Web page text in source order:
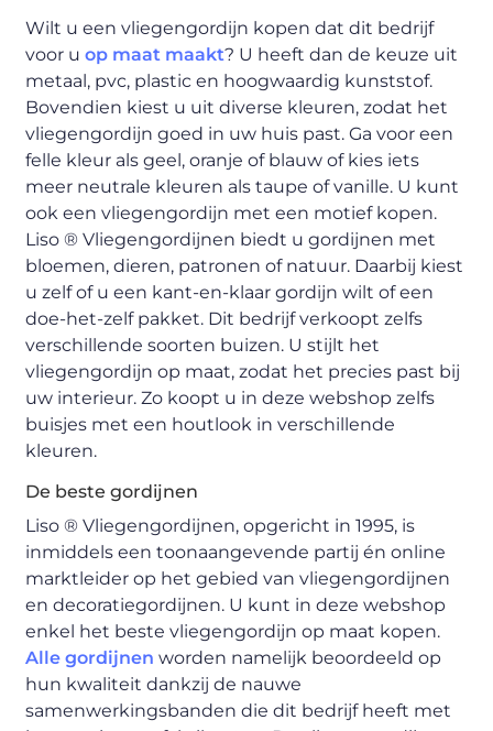
Wilt u een vliegengordijn kopen dat dit bedrijf
voor uop maat maakt? U heeft dan de keuze uit
metaal, pvc, plastic en hoogwaardig kunststof.
Bovendien kiest u uit diverse kleuren, zodat het
vliegengordijn goed in uw huis past. Ga voor een
felle kleur als geel, oranje of blauw of kies iets
meer neutrale kleuren als taupe of vanille. U kunt
ook een vliegengordijn met een motief kopen.
Liso ® Vliegengordijnen biedt u gordijnen met
bloemen, dieren, patronen of natuur. Daarbij kiest
u zelf of u een kant-en-klaar gordijn wilt of een
doe-het-zelf pakket. Dit bedrijf verkoopt zelfs
verschillende soorten buizen. U stijlt het
vliegengordijn op maat, zodat het precies past bij
uw interieur. Zo koopt u in deze webshop zelfs
buisjes met een houtlook in verschillende
kleuren.
De beste gordijnen
Liso ® Vliegengordijnen, opgericht in 1995, is
inmiddels een toonaangevende partij én online
marktleider op het gebied van vliegengordijnen
en decoratiegordijnen. U kunt in deze webshop
enkel het beste vliegengordijn op maat kopen.
Alle gordijnen worden namelijk beoordeeld op
hun kwaliteit dankzij de nauwe
samenwerkingsbanden die dit bedrijf heeft met